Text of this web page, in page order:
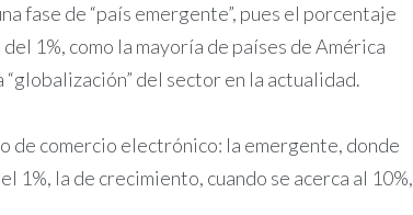
fase de “país emergente”, pues el porcentaje
1%, como la mayoría de países de América
del sector en la actualidad.
de comercio electrónico: la emergente, donde
1%, la de crecimiento, cuando se acerca al 10%,